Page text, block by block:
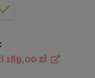
189,00 zł